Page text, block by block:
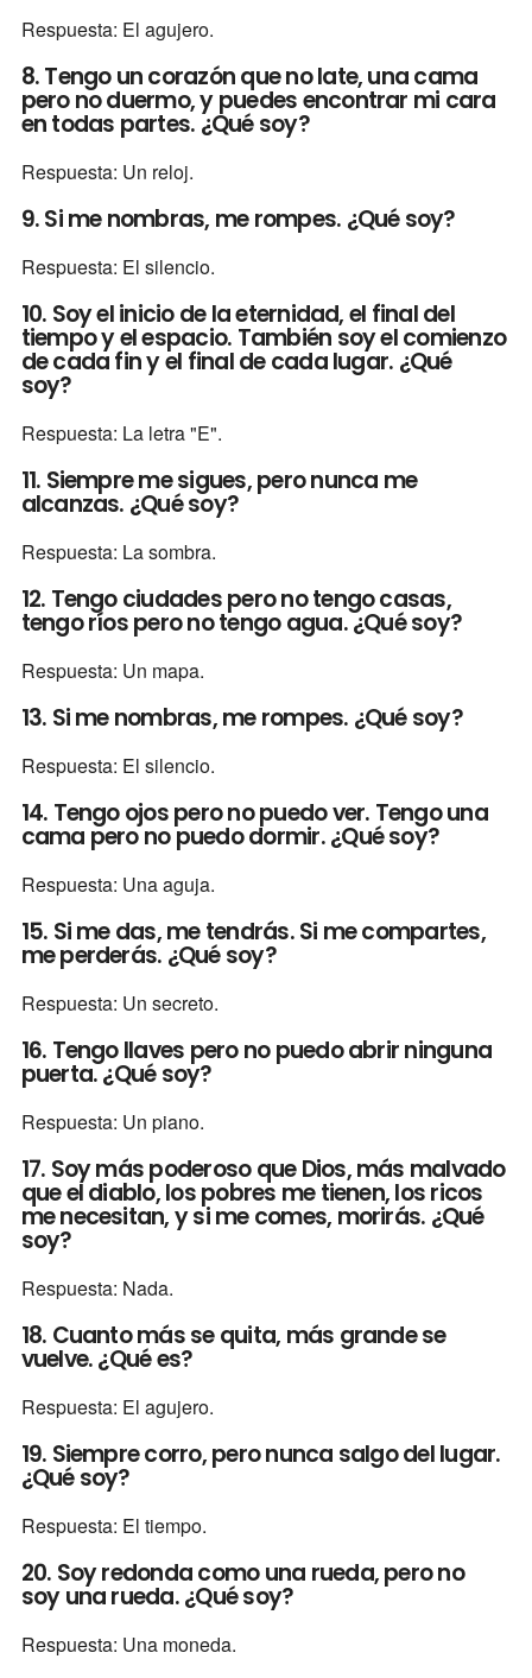
Respuesta: El agujero.
8. Tengo un corazón que no late, una cama
pero no duermo, y puedes encontrar mi cara
en todas partes. ¿Qué soy?
Respuesta: Un reloj.
9. Si me nombras, me rompes. ¿Qué soy?
Respuesta: El silencio.
10. Soy el inicio de la eternidad, el final del
tiempo y el espacio. También soy el comienzo
de cada fin y el final de cada lugar. ¿Qué
soy?
Respuesta: La letra "E".
11. Siempre me sigues, pero nunca me
alcanzas. ¿Qué soy?
Respuesta: La sombra.
12. Tengo ciudades pero no tengo casas,
tengo ríos pero no tengo agua. ¿Qué soy?
Respuesta: Un mapa.
13. Si me nombras, me rompes. ¿Qué soy?
Respuesta: El silencio.
14. Tengo ojos pero no puedo ver. Tengo una
cama pero no puedo dormir. ¿Qué soy?
Respuesta: Una aguja.
15. Si me das, me tendrás. Si me compartes,
me perderás. ¿Qué soy?
Respuesta: Un secreto.
16. Tengo llaves pero no puedo abrir ninguna
puerta. ¿Qué soy?
Respuesta: Un piano.
17. Soy más poderoso que Dios, más malvado
que el diablo, los pobres me tienen, los ricos
me necesitan, y si me comes, morirás. ¿Qué
soy?
Respuesta: Nada.
18. Cuanto más se quita, más grande se
vuelve. ¿Qué es?
Respuesta: El agujero.
19. Siempre corro, pero nunca salgo del lugar.
¿Qué soy?
Respuesta: El tiempo.
20. Soy redonda como una rueda, pero no
soy una rueda. ¿Qué soy?
Respuesta: Una moneda.